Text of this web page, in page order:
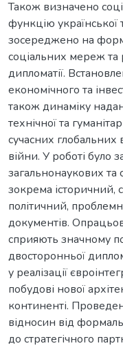
Також визначено
функцію української
зосереджено на
соціальних мереж та
дипломатії.
економічного та
також динаміку
технічної та
сучасних глобальних
війни. У роботі було
загальнонаукових та
зокрема історичний,
політичний,
документів.
сприяють значному
двосторонньої
у реалізації
побудові нової
континенті.
відносин від
до стратегічного